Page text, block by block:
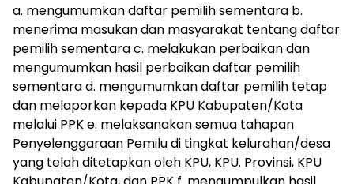
a. mengumumkan daftar pemilih sementara b.
menerima masukan dan masyarakat tentang daftar
pemilih sementara c. melakukan perbaikan dan
mengumumkan hasil perbaikan daftar pemilih
sementara d. mengumumkan daftar pemilih tetap
dan melaporkan kepada KPU Kabupaten/Kota
melalui PPK e. melaksanakan semua tahapan
Penyelenggaraan Pemilu di tingkat kelurahan/desa
yang telah ditetapkan oleh KPU, KPU. Provinsi, KPU